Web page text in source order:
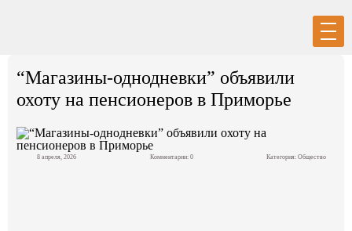
Регистрация
“Магазины-однодневки” объявили
охоту на пенсионеров в Приморье
8 апреля, 2026 Комментарии: 0 Категория: Общество